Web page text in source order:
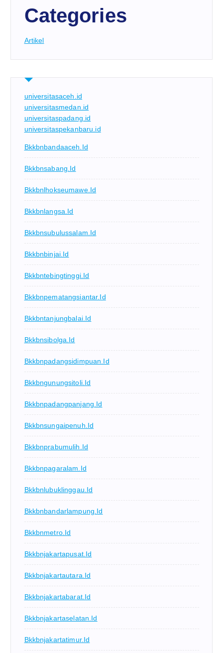
Categories
Artikel
universitasaceh.id
universitasmedan.id
universitaspadang.id
universitaspekanbaru.id
Bkkbnbandaaceh.id
Bkkbnsabang.id
Bkkbnlhokseumawe.id
Bkkbnlangsa.id
Bkkbnsubulussalam.id
Bkkbnbinjai.id
Bkkbntebingtinggi.id
Bkkbnpematangsiantar.id
Bkkbntanjungbalai.id
Bkkbnsibolga.id
Bkkbnpadangsidimpuan.id
Bkkbngunungsitoli.id
Bkkbnpadangpanjang.id
Bkkbnsungaipenuh.id
Bkkbnprabumulih.id
Bkkbnpagaralam.id
Bkkbnlubuklinggau.id
Bkkbnbandarlampung.id
Bkkbnmetro.id
Bkkbnjakartapusat.id
Bkkbnjakartautara.id
Bkkbnjakartabarat.id
Bkkbnjakartaselatan.id
Bkkbnjakartatimur.id